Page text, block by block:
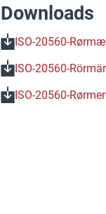
Downloads
ISO-20560-
ISO-20560-
ISO-20560-